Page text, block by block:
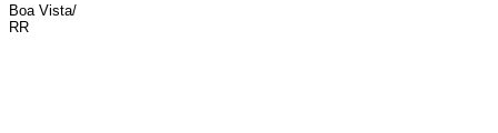
Boa Vista/
RR